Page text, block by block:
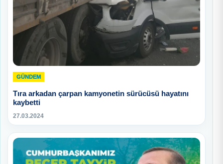
GÜNDEM
Tıra arkadan çarpan kamyonetin sürücüsü hayatını
kaybetti
27.03.2024